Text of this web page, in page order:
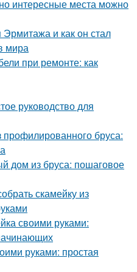
интересные места можно
Эрмитажа и как он стал
мира
при ремонте: как
руководство для
бруса:
дом из бруса: пошаговое
скамейку из
своими руками:
руками: простая